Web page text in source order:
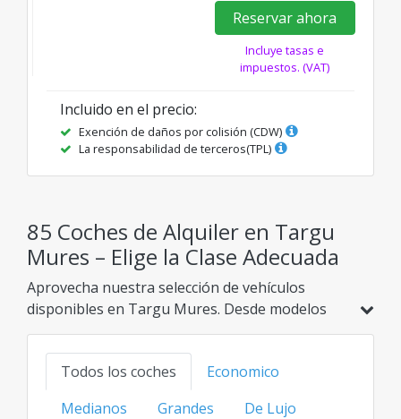
Reservar ahora
Incluye tasas e
impuestos. (VAT)
Incluido en el precio:
Exención de daños por colisión (CDW)
La responsabilidad de terceros(TPL)
85 Coches de Alquiler en Targu
Mures – Elige la Clase Adecuada
Aprovecha nuestra selección de vehículos
disponibles en Targu Mures. Desde modelos
económicos e híbridos hasta opciones
familiares, SUV o de lujo, encuentra tu opción
ideal al mejor precio transparente para cada
categoría.
Todos los coches
Economico
Medianos
Grandes
De Lujo